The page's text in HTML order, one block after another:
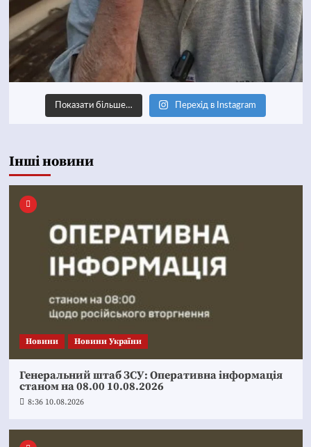
Показати більше… Перехід в Instagram
Інші новини
Новини Новини України
Генеральний штаб ЗСУ: Оперативна інформація
станом на 08.00 10.08.2026
8:36 10.08.2026